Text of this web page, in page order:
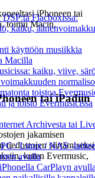
Flacboxissa:
kaiku,
käyttöön musiikkia
Macilla
kaiku, viive,
toistoa
ja toisto Evermusicissa
Archivesta tai
/ Linux / NAS -
avulla
CarPlayn
iPhoneen tai
toimii Macin,
tai iPadiin
jakamisen
tiedostojen siirtämiseksi
kuten Evermusic,